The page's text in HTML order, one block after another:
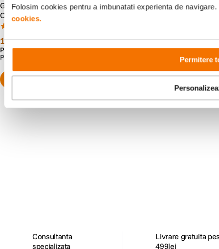
Folosim cookies pentru a imbunatati experienta de
cookies.
Permitere
Godox LR150B Lampa LED
Circulara
19900 lei
Preț anterior:35500 lei
PRP:
Godox ES45 E-Sport Kit
62900 lei
Preț anterior:71100 lei
Resigilat de la 597 lei
Consultanta
specializata
Livrare gratuita
499lei